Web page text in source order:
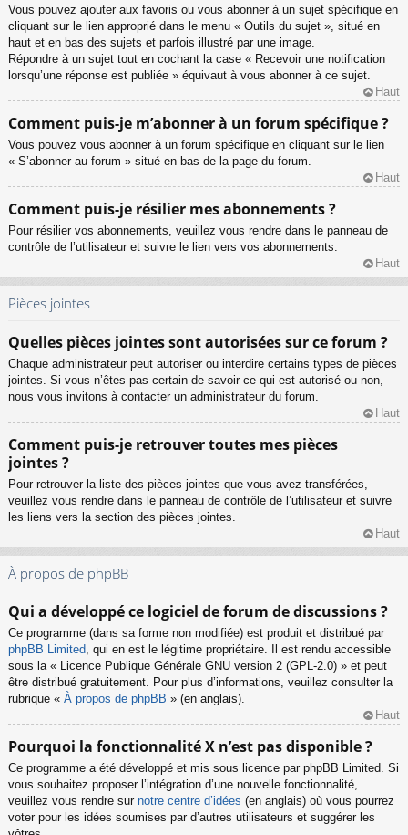
Vous pouvez ajouter aux favoris ou vous abonner à un sujet spécifique en
cliquant sur le lien approprié dans le menu « Outils du sujet », situé en
haut et en bas des sujets et parfois illustré par une image.
Répondre à un sujet tout en cochant la case « Recevoir une notification
lorsqu’une réponse est publiée » équivaut à vous abonner à ce sujet.
Haut
Comment puis-je m’abonner à un forum spécifique ?
Vous pouvez vous abonner à un forum spécifique en cliquant sur le lien
« S’abonner au forum » situé en bas de la page du forum.
Haut
Comment puis-je résilier mes abonnements ?
Pour résilier vos abonnements, veuillez vous rendre dans le panneau de
contrôle de l’utilisateur et suivre le lien vers vos abonnements.
Haut
Pièces jointes
Quelles pièces jointes sont autorisées sur ce forum ?
Chaque administrateur peut autoriser ou interdire certains types de pièces
jointes. Si vous n’êtes pas certain de savoir ce qui est autorisé ou non,
nous vous invitons à contacter un administrateur du forum.
Haut
Comment puis-je retrouver toutes mes pièces
jointes ?
Pour retrouver la liste des pièces jointes que vous avez transférées,
veuillez vous rendre dans le panneau de contrôle de l’utilisateur et suivre
les liens vers la section des pièces jointes.
Haut
À propos de phpBB
Qui a développé ce logiciel de forum de discussions ?
Ce programme (dans sa forme non modifiée) est produit et distribué par
phpBB Limited, qui en est le légitime propriétaire. Il est rendu accessible
sous la « Licence Publique Générale GNU version 2 (GPL-2.0) » et peut
être distribué gratuitement. Pour plus d’informations, veuillez consulter la
rubrique « À propos de phpBB » (en anglais).
Haut
Pourquoi la fonctionnalité X n’est pas disponible ?
Ce programme a été développé et mis sous licence par phpBB Limited. Si
vous souhaitez proposer l’intégration d’une nouvelle fonctionnalité,
veuillez vous rendre sur notre centre d’idées (en anglais) où vous pourrez
voter pour les idées soumises par d’autres utilisateurs et suggérer les